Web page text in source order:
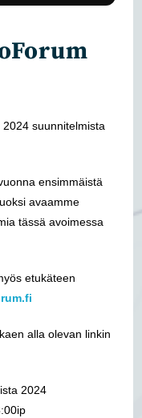
suunnitelmista
ensimmäistä
avaamme
tässä avoimessa
etukäteen
alla olevan linkin
2024